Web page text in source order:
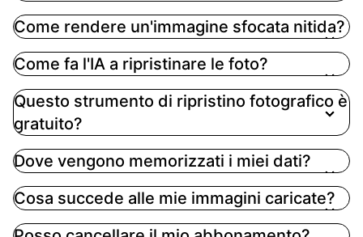
Come rendere un'immagine sfocata nitida?
Come fa l'IA a ripristinare le foto?
Questo strumento di ripristino fotografico è
gratuito?
Dove vengono memorizzati i miei dati?
Cosa succede alle mie immagini caricate?